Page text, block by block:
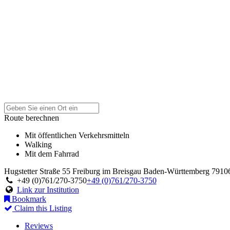
Route berechnen
Mit öffentlichen Verkehrsmitteln
Walking
Mit dem Fahrrad
Hugstetter Straße 55 Freiburg im Breisgau Baden-Württemberg
+49 (0)761/270-3750+49 (0)761/270-3750
Link zur Institution
Bookmark
Claim this Listing
Reviews